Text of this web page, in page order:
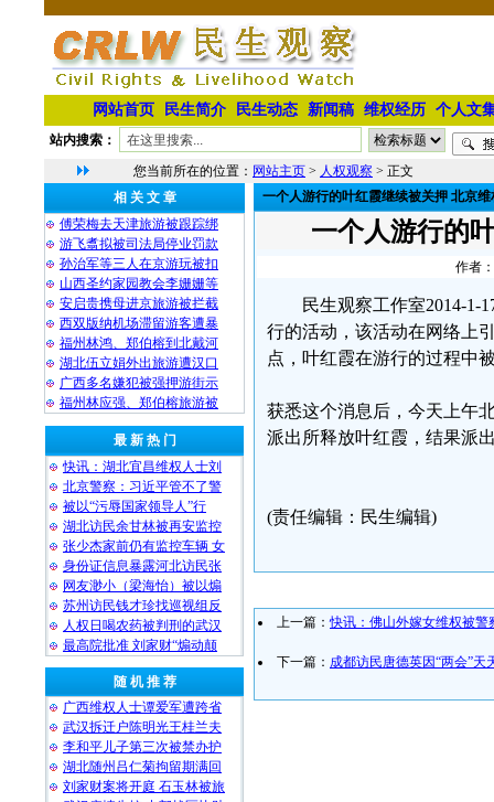
网站首页 民生简介 民生动态 新闻稿 维权经历 个人文
站内搜索：
您当前所在的位置： 网站主页 > 人权观察 > 正文
相 关 文 章
傅荣梅去天津旅游被跟踪绑
游飞翥拟被司法局停业罚款
孙治军等三人在京游玩被扣
山西圣约家园教会李姗姗等
安启贵携母进京旅游被拦截
西双版纳机场滞留游客遭暴
福州林鸿、郑伯榕到北戴河
湖北伍立娟外出旅游遭汉口
广西多名嫌犯被强押游街示
福州林应强、郑伯榕旅游被
最 新 热 门
快讯：湖北宜昌维权人士刘
北京警察：习近平管不了警
被以“污辱国家领导人”行
湖北访民余甘林被再安监控
张少杰家前仍有监控车辆 女
身份证信息暴露河北访民张
网友渺小（梁海怡）被以煽
苏州访民钱才珍找巡视组反
人权日喝农药被判刑的武汉
最高院批准 刘家财“煽动颠
随 机 推 荐
广西维权人士谭爱军遭跨省
武汉拆迁户陈明光王桂兰夫
李和平儿子第三次被禁办护
湖北随州吕仁菊拘留期满回
刘家财案将开庭 石玉林被旅
一个人游行的叶红霞继续被关押 北京
一个人游行的
作者
民生观察工作室2014-1-
行的活动，该活动在网络上
点，叶红霞在游行的过程中
获悉这个消息后，今天上午
派出所释放叶红霞，结果派
(责任编辑：民生编辑)
上一篇：快讯：佛山外嫁女维权被警
下一篇： 成都访民唐德英因“两会”天